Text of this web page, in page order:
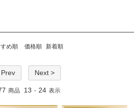
め順 価格順 新着順
Next >
商品 13 - 24 表示